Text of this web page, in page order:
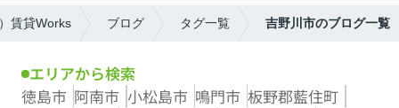
賃貸Works ブログ タグ一覧 吉野川市のブログ一覧
エリアから検索
徳島市 阿南市 小松島市 鳴門市 板野郡藍住町